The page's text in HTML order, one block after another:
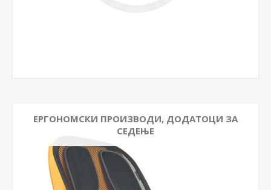
ЕРГОНОМСКИ ПРОИЗВОДИ, ДОДАТОЦИ ЗА
СЕДЕЊЕ